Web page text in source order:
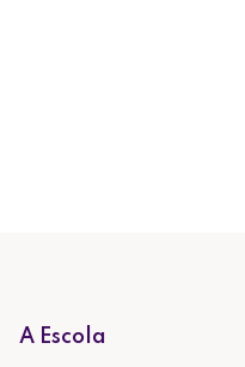
A Escola